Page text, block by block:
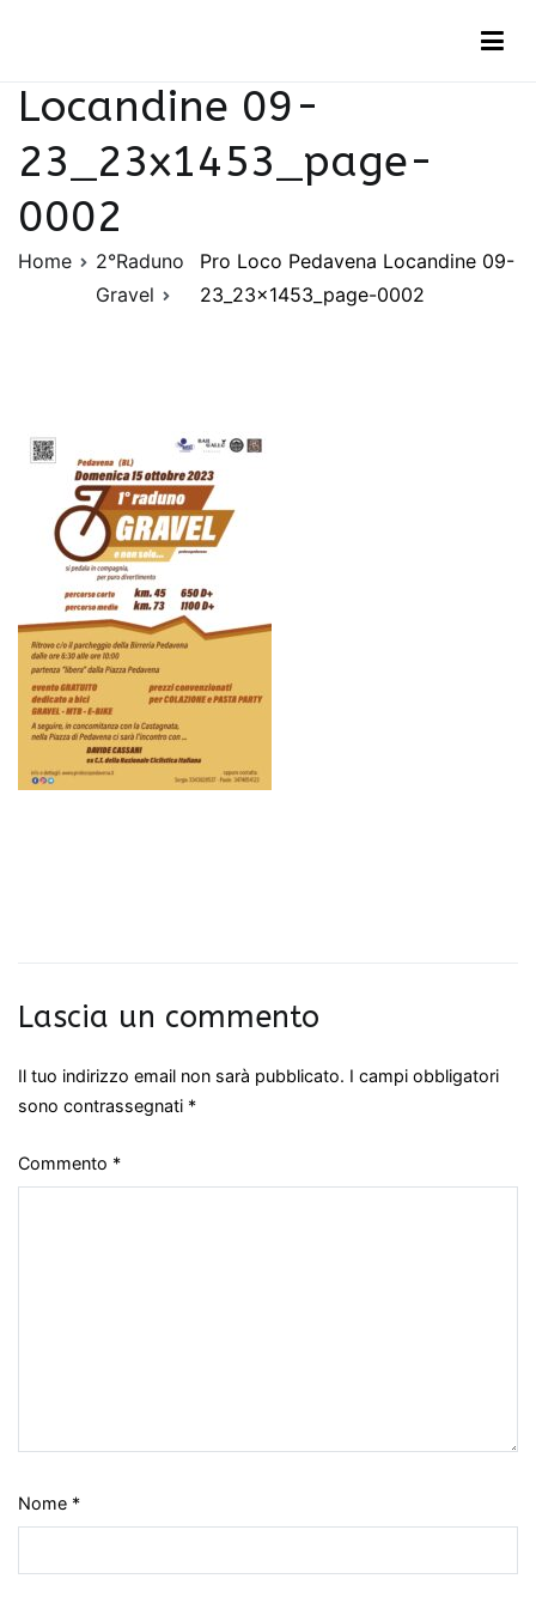
Locandine 09-
23_23x1453_page-
0002
Home
2°Raduno
Gravel
Pro Loco Pedavena Locandine 09-
23_23x1453_page-0002
Lascia un commento
Il tuo indirizzo email non sarà pubblicato. I campi obbligatori
sono contrassegnati *
Commento *
Nome *